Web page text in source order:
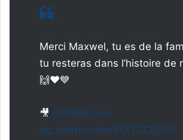
Merci Maxwel, tu es de la
tu resteras dans l’histoire de
🙌❤️💙
🎥 @ABK6prod
pic.twitter.com/8OlTGCE0X0